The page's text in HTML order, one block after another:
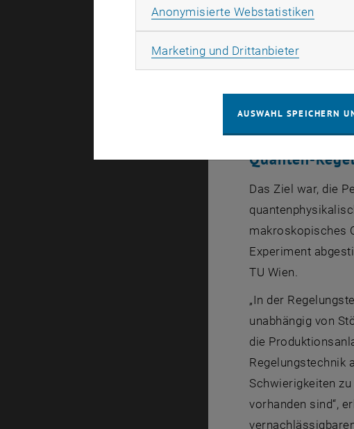
Mit Hilfe eines
Laser aufgeheizt,
die Atome des
sind zwei ganz
ist als die
Quanten-
Das Ziel war, die
makroskopisches
Experiment
TU Wien.
„In der
unabhängig von
die
Regelungstechnik
Schwierigkeiten
vorhanden sind“,
Anonymisierte Webstatistiken
Marketing und DrittanbieterMarketing
AUSWAHL SPEICHERN